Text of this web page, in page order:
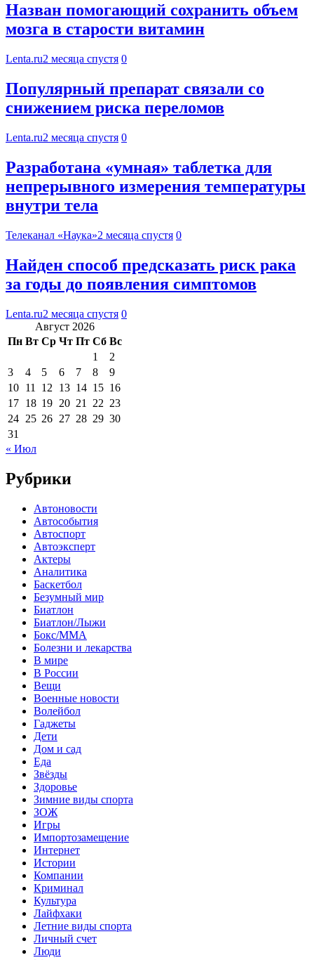
Назван помогающий сохранить объем
мозга в старости витамин
Lenta.ru2 месяца спустя 0
Популярный препарат связали со
снижением риска переломов
Lenta.ru2 месяца спустя 0
Разработана «умная» таблетка для
непрерывного измерения температуры
внутри тела
Телеканал «Наука»2 месяца спустя 0
Найден способ предсказать риск рака
за годы до появления симптомов
Lenta.ru2 месяца спустя 0
Август 2026
Пн Вт Ср Чт Пт Сб Вс
1
2
3
4 5 6 7 8
9
10 11 12 13 14 15 16
17 18 19 20 21 22 23
24 25 26 27 28 29 30
31
« Июл
Рубрики
Автоновости
Автособытия
Автоспорт
Автоэксперт
Актеры
Аналитика
Баскетбол
Безумный мир
Биатлон
Биатлон/Лыжи
Бокс/MMA
Болезни и лекарства
В мире
В России
Вещи
Военные новости
Волейбол
Гаджеты
Дети
Дом и сад
Еда
Звёзды
Здоровье
Зимние виды спорта
ЗОЖ
Игры
Импортозамещение
Интернет
Истории
Компании
Криминал
Культура
Лайфхаки
Летние виды спорта
Личный счет
Люди